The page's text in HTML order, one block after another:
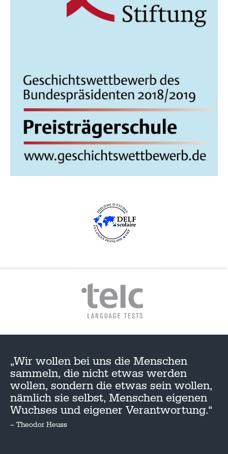
„Wir wollen bei uns die Menschen
sammeln, die nicht etwas werden
wollen, sondern die etwas sein wollen,
nämlich sie selbst, Menschen eigenen
Wuchses und eigener Verantwortung.“
– Theodor Heuss